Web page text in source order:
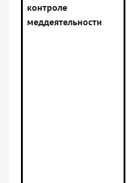
контроле
меддеятельности